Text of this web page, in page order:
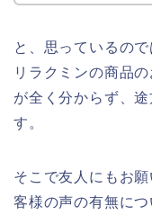
と、思っているの
リラクミンの商品
が全く分からず、
す。
そこで友人にもお
客様の声の有無に